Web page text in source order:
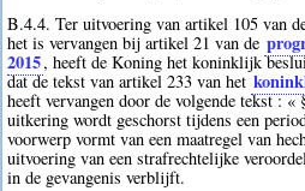
B.4.4. Ter uitvoering van artikel 105 van
het is vervangen bij artikel 21 van de
2015, heeft de Koning het koninklijk
dat de tekst van artikel 233 van het
heeft vervangen door de volgende tekst : «
uitkering wordt geschorst tijdens een
voorwerp vormt van een maatregel van
uitvoering van een strafrechtelijke
in de gevangenis verblijft.